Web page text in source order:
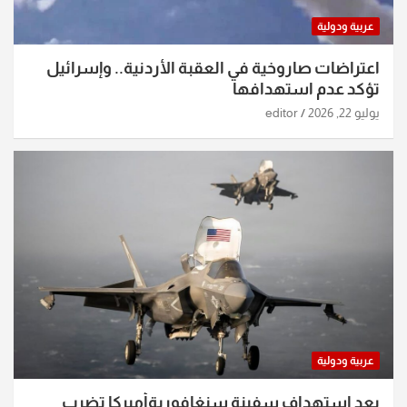
عربية ودولية
اعتراضات صاروخية في العقبة الأردنية.. وإسرائيل
تؤكد عدم استهدافها
يوليو 22, 2026 editor
عربية ودولية
بعد استهداف سفينة سنغافوريةأميركا تضرب